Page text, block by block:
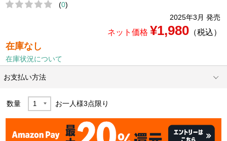
(0)
2025年3月 発売
ネット価格 ¥1,980（税込）
在庫なし
在庫状況について
お支払い方法
数量 お一人様3点限り